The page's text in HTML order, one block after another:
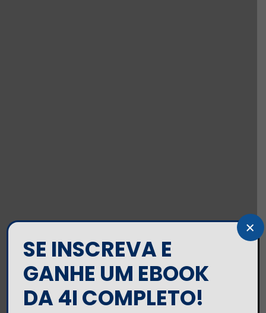
SE INSCREVA E
GANHE UM EBOOK
DA 4I COMPLETO!
×